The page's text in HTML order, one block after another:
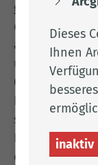
genutzt wird
es zugedacht
aber die vom
unseren
Gründe
Bindung zu
sein. Sind
Formulierung
erklärte
Dieses
Ihnen
inaktiv